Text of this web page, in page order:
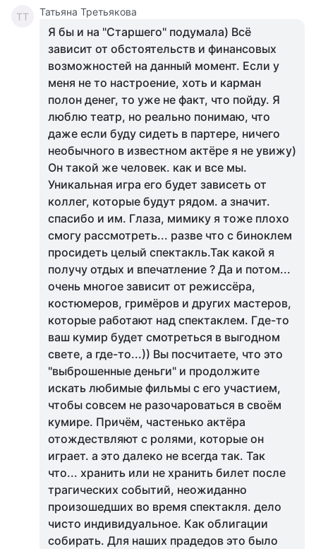
ТТ Татьяна Третьякова
Я бы и на "Старшего" подумала) Всё
зависит от обстоятельств и финансовых
возможностей на данный момент. Если у
меня не то настроение, хоть и карман
полон денег, то уже не факт, что пойду. Я
люблю театр, но реально понимаю, что
даже если буду сидеть в партере, ничего
необычного в известном актёре я не увижу)
Он такой же человек. как и все мы.
Уникальная игра его будет зависеть от
коллег, которые будут рядом. а значит.
спасибо и им. Глаза, мимику я тоже плохо
смогу рассмотреть... разве что с биноклем
просидеть целый спектакль.Так какой я
получу отдых и впечатление ? Да и потом...
очень многое зависит от режиссёра,
костюмеров, гримёров и других мастеров,
которые работают над спектаклем. Где-то
ваш кумир будет смотреться в выгодном
свете, а где-то...)) Вы посчитаете, что это
"выброшенные деньги" и продолжите
искать любимые фильмы с его участием,
чтобы совсем не разочароваться в своём
кумире. Причём, частенько актёра
отождествляют с ролями, которые он
играет. а это далеко не всегда так. Так
что... хранить или не хранить билет после
трагических событий, неожиданно
произошедших во время спектакля. дело
чисто индивидуальное. Как облигации
собирать. Для наших прадедов это было